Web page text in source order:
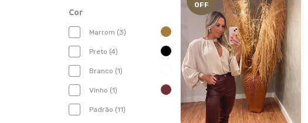
Cor
Marrom (3)
Preto (4)
Branco (1)
Vinho (1)
Padrão (11)
OFF